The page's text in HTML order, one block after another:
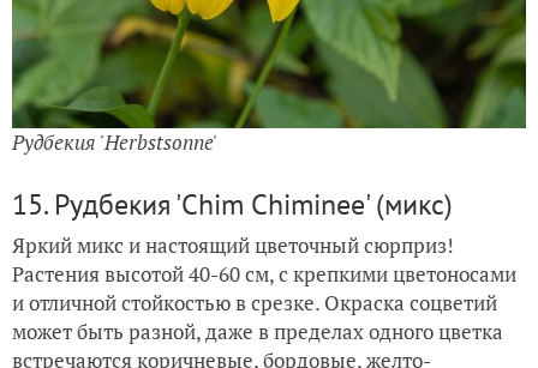
Рудбекия 'Herbstsonne'
15. Рудбекия 'Chim Chiminee' (микс)
Яркий микс и настоящий цветочный сюрприз!
Растения высотой 40-60 см, с крепкими цветоносами
и отличной стойкостью в срезке. Окраска соцветий
может быть разной, даже в пределах одного цветка
встречаются коричневые, бордовые, желто-